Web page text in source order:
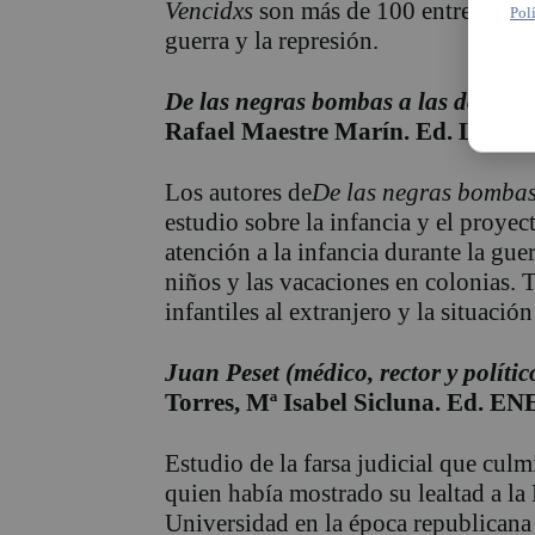
Vencidxs son más de 100
guerra y la represión.
De las negras bombas a las
Rafael Maestre Marín. Ed.
Los autores deDe las negras
estudio sobre la infancia y el
atención a la infancia durante la
niños y las vacaciones en colonias.
infantiles al extranjero y la
Juan Peset (médico, rector y
Torres, Mª Isabel Sicluna. Ed.
Estudio de la farsa judicial que
quien había mostrado su lealtad a
Universidad en la época